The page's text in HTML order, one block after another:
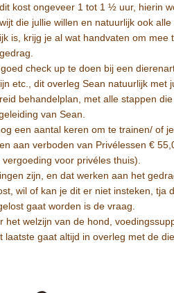
kost ongeveer 1 tot 1 ½ uur, hierin
die jullie willen en natuurlijk ook
is, krijg je al wat handvaten om
check up te doen bij een
etc., dit overleg Sean natuurlijk met
behandelplan, met alle stappen
van Sean.
een aantal keren om te trainen/ of
aan verboden van Privélessen €
voor privéles thuis).
zijn, en dat werken aan het
wil of kan je dit er niet insteken, tja
gaat worden is de vraag.
het welzijn van de hond,
gaat altijd in overleg met de